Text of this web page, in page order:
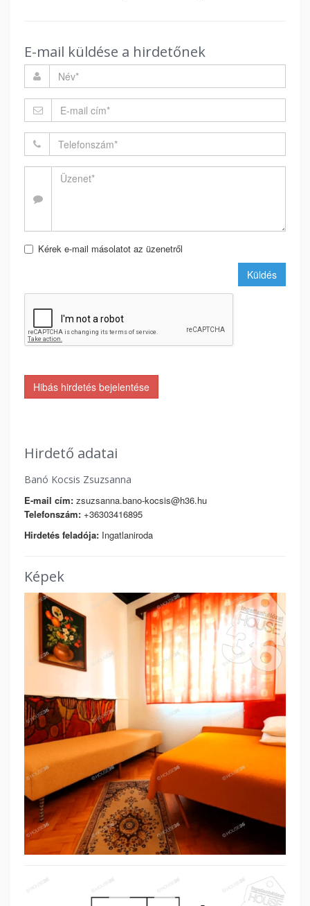
E-mail küldése a hirdetőnek
Kérek e-mail másolatot az üzenetről
Küldés
Hibás hirdetés bejelentése
Hirdető adatai
Banó Kocsis Zsuzsanna
E-mail cím: zsuzsanna.bano-kocsis@h36.hu
Telefonszám: +36303416895
Hirdetés feladója: Ingatlaniroda
Képek